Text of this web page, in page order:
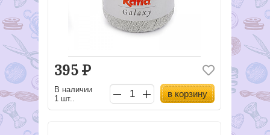
395Р
В наличии
1 шт..
в корзину